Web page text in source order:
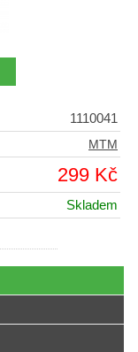
1110041
MTM
299 Kč
Skladem